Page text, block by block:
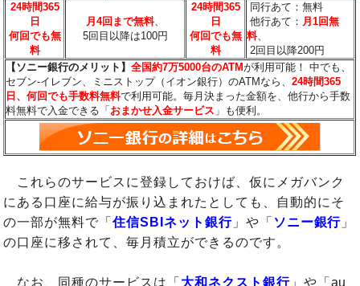
24時間365
日
何回でも無
料
月4回まで無料、
5回目以降は100円
24時間365
日
何回でも無
料
同行あて：無料
他行あて： 月1回無
料、
2回目以降200円
【ソニー銀行のメリット】全国約7万5000台のATMが利用可能！ 中でも、
セブン-イレブン、ミニストップ（イオン銀行）のATMなら、24時間365
日、何回でも手数料無料で利用可能。毎月決まった金額を、他行から手数
料無料で入金できる「 おまかせ入金サービス 」も便利。
これらのサービスに登録しておけば、仮にメガバンク
にある口座に給与が振り込まれたとしても、自動的にそ
の一部が無料で「住信SBIネット銀行」や「 ソニー銀行 」
の口座に移されて、毎月積立ができるのです。
なお、同種のサービスは「 大和ネクスト銀行」や「au